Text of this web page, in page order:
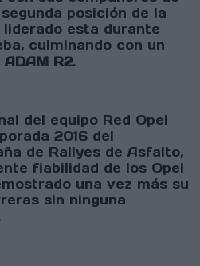
posición de la
esta durante
culminando con un
ADAM R2.
del equipo Red Opel
2016 del
de Rallyes de Asfalto,
fiabilidad de los Opel
una vez más su
sin ninguna